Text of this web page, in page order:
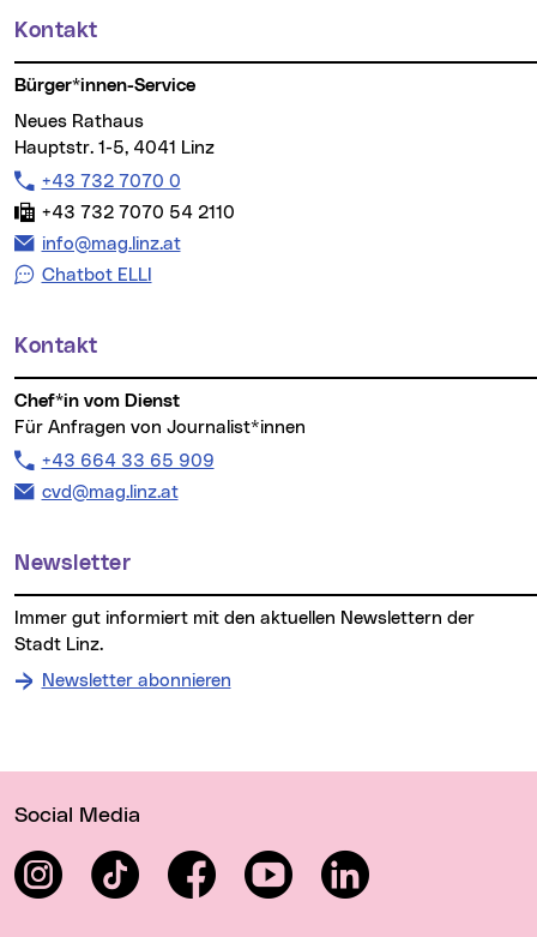
Weitere Informationen
Kontakt
Bürger*innen-Service
Neues Rathaus
Hauptstr. 1-5, 4041 Linz
Telefon:
+43 732 7070 0
Fax:
+43 732 7070 54 2110
E-Mail Adresse:
info@mag.linz.at
Chatbot ELLI
Kontakt
Chef*in vom Dienst
Für Anfragen von Journalist*innen
Telefon:
+43 664 33 65 909
E-Mail Adresse:
cvd@mag.linz.at
Newsletter
Stadt Linz.
Newsletter abonnieren
Social Media
InstagramTikTok FacebookYouTube LinkedIn